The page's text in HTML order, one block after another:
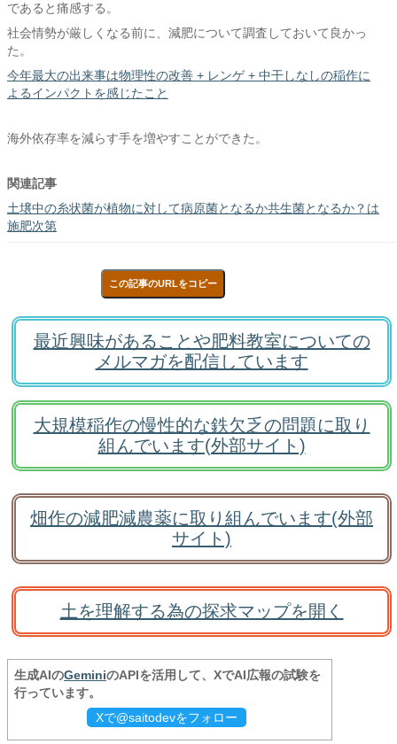
であると痛感する。
社会情勢が厳しくなる前に、減肥について調査しておいて良かっ
た。
今年最大の出来事は物理性の改善 + レンゲ + 中干しなしの稲作に
よるインパクトを感じたこと
海外依存率を減らす手を増やすことができた。
関連記事
土壌中の糸状菌が植物に対して病原菌となるか共生菌となるか？は
施肥次第
この記事のURLをコピー
最近興味があることや肥料教室についての
メルマガを配信しています
大規模稲作の慢性的な鉄欠乏の問題に取り
組んでいます(外部サイト)
畑作の減肥減農薬に取り組んでいます(外部
サイト)
土を理解する為の探求マップを開く
生成AIのGeminiのAPIを活用して、XでAI広報の試験を
行っています。
Xで@saitodevをフォロー